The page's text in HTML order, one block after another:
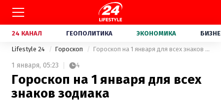
24 КАНАЛ ГЕОПОЛИТИКА ЭКОНОМИКА
Lifestyle 24 Гороскоп Гороскоп на 1 января для всех знаков зодиака
1 января, 05:23 4
Гороскоп на 1 января для всех
знаков зодиака